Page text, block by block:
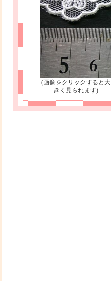
(画像をクリックすると大
きく見られます)